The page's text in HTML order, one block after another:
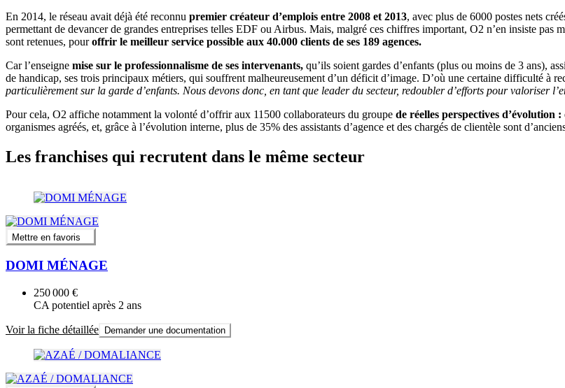
En 2014, le réseau avait déjà été reconnu premier créateur d’emplois entre 2008 et 2013, avec plus de 6000 postes nets
permettant de devancer de grandes entreprises telles EDF ou Airbus. Mais, malgré ces chiffres important, O2 n’en insiste pas
sont retenues, pouroffrir le meilleur service possible aux 40.000 clients de ses 189 agences.
Car l’enseigne mise sur le professionnalisme de ses intervenants, qu’ils soient gardes d’enfants (plus ou moins de 3 ans),
de handicap, ses trois principaux métiers, qui souffrent malheureusement d’un déficit d’image. D’où une certaine difficulté à
particulièrement sur la garde d’enfants. Nous devons donc, en tant que leader du secteur, redoubler d’efforts pour valoriser
Pour cela, O2 affiche notamment la volonté d’offrir aux 11500 collaborateurs du groupe de réelles perspectives d’évolution :
organismes agréés, et, grâce à l’évolution interne, plus de 35% des assistants d’agence et des chargés de clientèle sont
Les franchises qui recrutent dans le même secteur
Mettre en favoris
DOMI MÉNAGE
250 000 €
CA potentiel après 2 ans
Voir la fiche détaillée Demander une documentation